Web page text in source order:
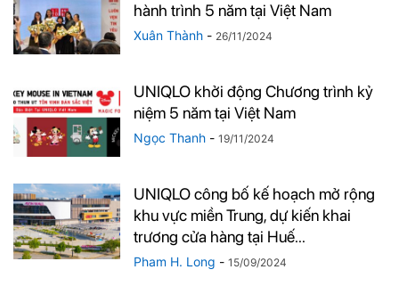
hành trình 5 năm tại Việt Nam
Xuân Thành - 26/11/2024
UNIQLO khởi động Chương trình kỷ
niệm 5 năm tại Việt Nam
Ngọc Thanh - 19/11/2024
UNIQLO công bố kế hoạch mở rộng
khu vực miền Trung, dự kiến khai
trương cửa hàng tại Huế...
Pham H. Long - 15/09/2024